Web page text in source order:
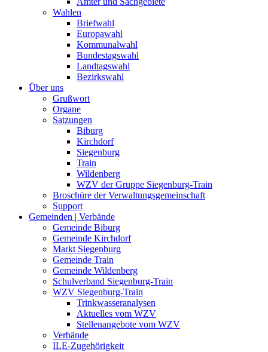
Wahlen
Briefwahl
Europawahl
Kommunalwahl
Bundestagswahl
Landtagswahl
Bezirkswahl
Über uns
Grußwort
Organe
Satzungen
Biburg
Kirchdorf
Siegenburg
Train
Wildenberg
WZV der Gruppe Siegenburg-Train
Broschüre der Verwaltungsgemeinschaft
Support
Gemeinden | Verbände
Gemeinde Biburg
Gemeinde Kirchdorf
Markt Siegenburg
Gemeinde Train
Gemeinde Wildenberg
Schulverband Siegenburg-Train
WZV Siegenburg-Train
Trinkwasseranalysen
Aktuelles vom WZV
Stellenangebote vom WZV
Verbände
ILE-Zugehörigkeit